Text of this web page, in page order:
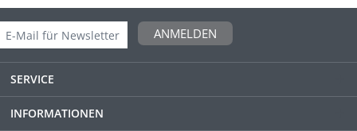
ANMELDEN
SERVICE
INFORMATIONEN